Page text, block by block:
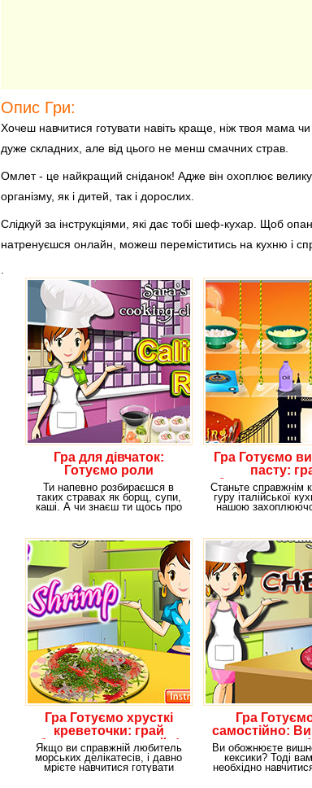
Опис Гри:
Хочеш навчитися готувати навіть краще, ніж твоя мама
дуже складних, але від цього не менш смачних страв.
Омлет - це найкращий сніданок! Адже він охоплює велику
організму, як і дитей, так і дорослих.
Слідкуй за інструкціями, які дає тобі шеф-кухар. Щоб
натренуєшся онлайн, можеш переміститись на кухню і
Гра для дівчаток:
Готуємо роли
Ти напевно розбираєшся в
таких стравах як борщ, супи,
каші. А чи знаєш ти щось про
Гра Готуємо
пасту:
безкоштовно
Станьте справжнім
гуру італійської
нашою
Гра Готуємо хрусткі
креветочки: грай
безкоштовно онлайн!
Якщо ви справжній любитель
морських делікатесів, і давно
мрієте навчитися готувати
Гра
самостійно:
десерт!
Ви обожнюєте
кексики? Тоді
необхідно